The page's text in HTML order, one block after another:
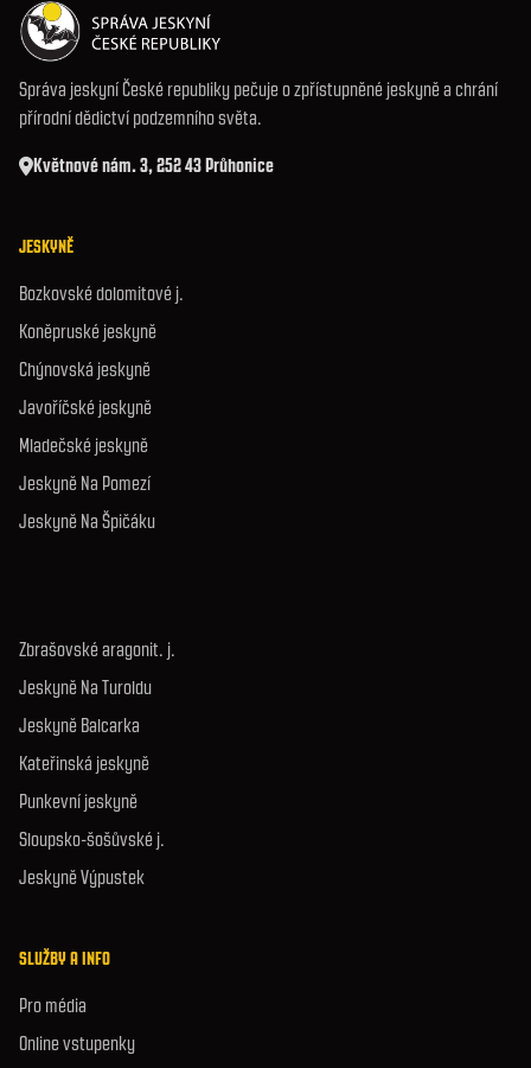
Správa jeskyní České republiky pečuje o zpřístupněné jeskyně a chrání
přírodní dědictví podzemního světa.
Květnové nám. 3, 252 43 Průhonice
JESKYNĚ
Bozkovské dolomitové j.
Koněpruské jeskyně
Chýnovská jeskyně
Javoříčské jeskyně
Mladečské jeskyně
Jeskyně Na Pomezí
Jeskyně Na Špičáku
Zbrašovské aragonit. j.
Jeskyně Na Turoldu
Jeskyně Balcarka
Kateřinská jeskyně
Punkevní jeskyně
Sloupsko-šošůvské j.
Jeskyně Výpustek
SLUŽBY A INFO
Pro média
Online vstupenky